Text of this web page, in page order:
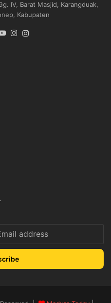
IV, Barat Masjid, Karangduak,
Kabupaten
X YouTubeInstagram